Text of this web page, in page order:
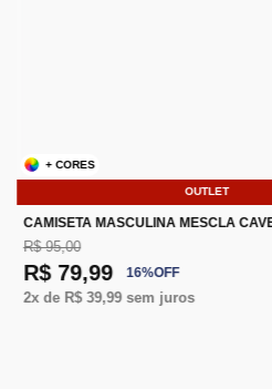
OUTLET
+ CORES
CAMISETA MASCULINA MESCLA
R$ 95,00
R$ 79,99 16%OFF
2x de R$ 39,99sem juros